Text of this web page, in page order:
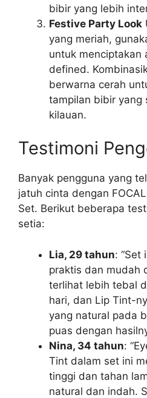
bibir yang lebih
Festive Party Look
yang meriah,
untuk menciptakan
defined.
berwarna cerah
tampilan bibir yang
kilauan.
Testimoni
Banyak pengguna yang
jatuh cinta dengan
Set. Berikut beberapa
setia:
Lia, 29 tahun: “Set
praktis dan mudah
terlihat lebih tebal
hari, dan Lip Tint-
yang natural pada
puas dengan
Nina, 34 tahun:
Tint dalam set ini
tinggi dan tahan
natural dan indah.